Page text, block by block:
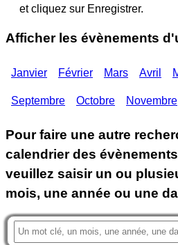
et cliquez sur Enregistrer.
Afficher les évènements
Janvier Février Mars Avril
Septembre Octobre Novembre
Pour faire une autre
calendrier des
veuillez saisir un ou
mois, une année ou une